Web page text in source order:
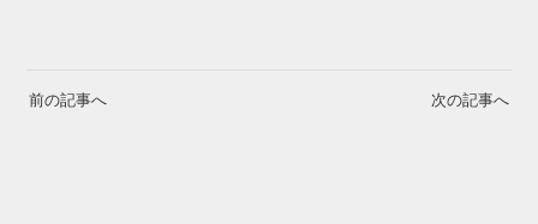
前の記事へ 次の記事へ